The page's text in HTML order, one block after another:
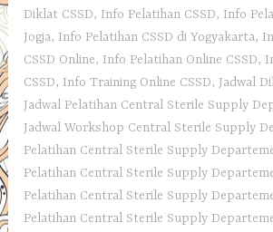
Diklat CSSD, Info Pelatihan CSSD, Info
Jogja, Info Pelatihan CSSD di Yogyakarta,
CSSD Online, Info Pelatihan Online CSSD,
CSSD, Info Training Online CSSD, Jadwal
Jadwal Pelatihan Central Sterile Supply
Jadwal Workshop Central Sterile Supply
Pelatihan Central Sterile Supply
Pelatihan Central Sterile Supply
Pelatihan Central Sterile Supply
Pelatihan Central Sterile Supply